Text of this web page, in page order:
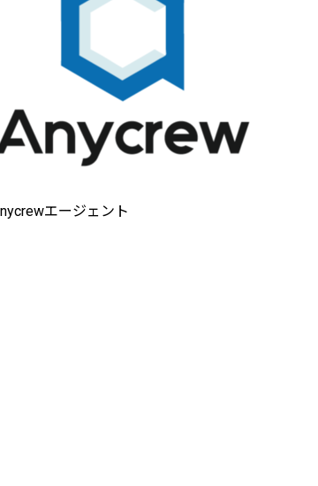
エージェント